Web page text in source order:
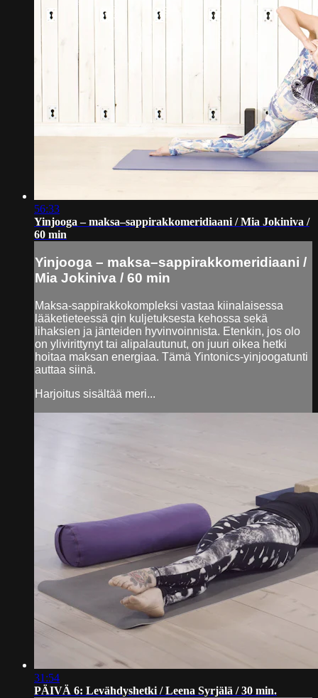
56:33
Yinjooga – maksa–sappirakkomeridiaani / Mia Jokiniva /
60 min
Yinjooga – maksa–sappirakkomeridiaani /
Mia Jokiniva / 60 min
Maksa-sappirakkokompleksi vastaa kiinalaisessa
lääketieteessä qin kuljetuksesta kehossa sekä
lihaksien ja jänteiden hyvinvoinnista. Etenkin, jos olo
on ylivirittynyt tai alipalautunut, on juuri oikea hetki
hoitaa maksan energiaa. Tämä Yintonics-yinjoogatunti
auttaa siinä.
Harjoitus sisältää meri...
31:54
PÄIVÄ 6: Levähdyshetki / Leena Syrjälä / 30 min.